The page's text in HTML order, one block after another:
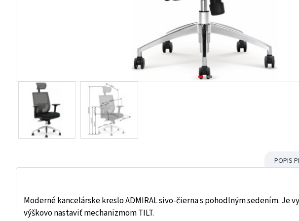
POPIS
Moderné kancelárske kreslo ADMIRAL sivo-čierna s pohodlným sedením.
výškovo nastaviť mechanizmom TILT.